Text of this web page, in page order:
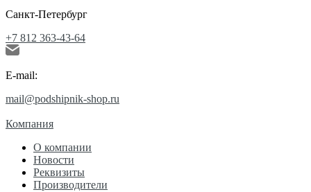
Санкт-Петербург
+7 812 363-43-64
E-mail:
mail@podshipnik-shop.ru
Компания
О компании
Новости
Реквизиты
Производители